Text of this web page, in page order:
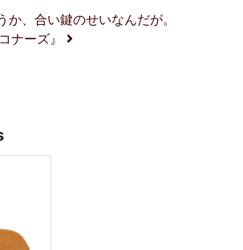
ゲーション
か、合い鍵のせいなんだが。
ナーズ』